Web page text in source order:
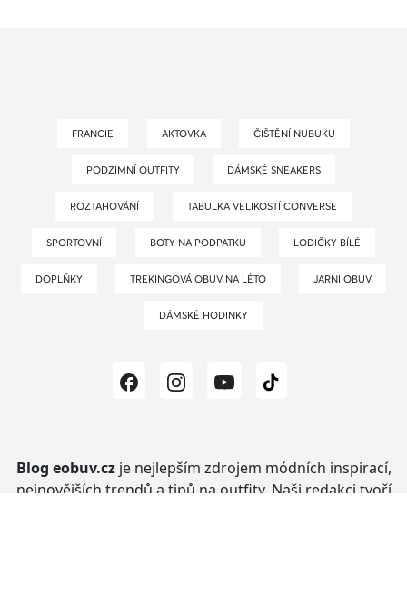
FRANCIE AKTOVKA ČIŠTĚNÍ NUBUKU
PODZIMNÍ OUTFITY DÁMSKÉ SNEAKERS
ROZTAHOVÁNÍ TABULKA VELIKOSTÍ CONVERSE
SPORTOVNÍ BOTY NA PODPATKU LODIČKY BÍLÉ
DOPLŇKY TREKINGOVÁ OBUV NA LÉTO JARNI OBUV
DÁMSKÉ HODINKY
Blog eobuv.czje nejlepším zdrojem módních inspirací,
nejnovějších trendů a tipů na outfity. Naši redakci tvoří